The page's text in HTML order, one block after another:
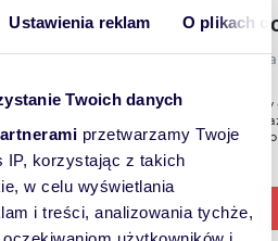
Ustawienia reklam O plikach
Twoich danych
przetwarzamy Twoje
IP, korzystając z takich
w celu wyświetlania
i treści, analizowania tychże,
110
rolne